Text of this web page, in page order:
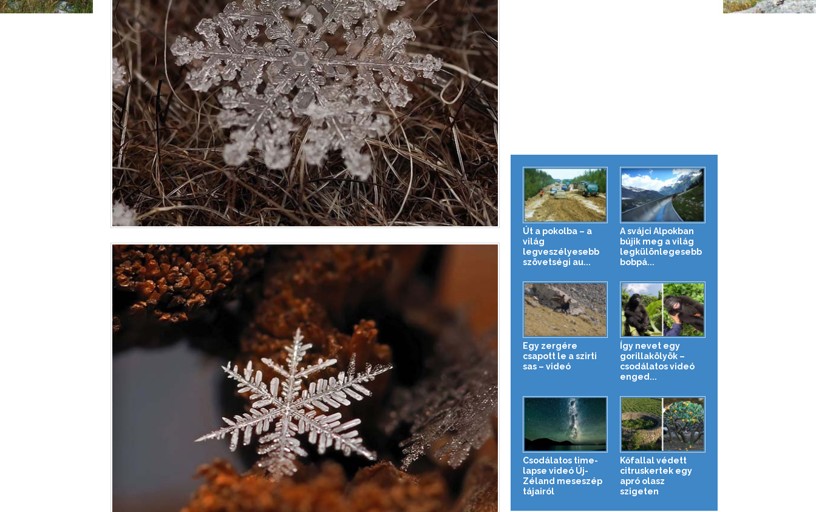
Út a pokolba – a
világ
legveszélyesebb
szövetségi au...
A svájci Alpokban
bújik meg a világ
legkülönlegesebb
bobpá...
Egy zergére
csapott le a szirti
sas – videó
Így nevet egy
gorillakölyök –
csodálatos videó
enged...
Csodálatos time-
lapse videó Új-
Zéland meseszép
tájairól
Kőfallal védett
citruskertek egy
apró olasz
szigeten